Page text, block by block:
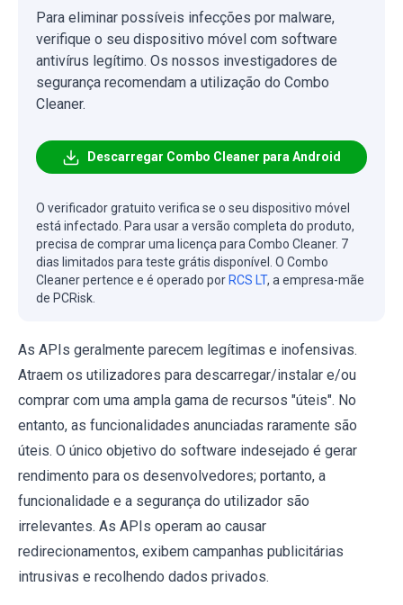
Para eliminar possíveis infecções por malware,
verifique o seu dispositivo móvel com software
antivírus legítimo. Os nossos investigadores de
segurança recomendam a utilização do Combo
Cleaner.
Descarregar Combo Cleaner para Android
O verificador gratuito verifica se o seu dispositivo móvel
está infectado. Para usar a versão completa do produto,
precisa de comprar uma licença para Combo Cleaner. 7
dias limitados para teste grátis disponível. O Combo
Cleaner pertence e é operado por RCS LT, a empresa-mãe
de PCRisk.
As APIs geralmente parecem legítimas e inofensivas.
Atraem os utilizadores para descarregar/instalar e/ou
comprar com uma ampla gama de recursos "úteis". No
entanto, as funcionalidades anunciadas raramente são
úteis. O único objetivo do software indesejado é gerar
rendimento para os desenvolvedores; portanto, a
funcionalidade e a segurança do utilizador são
irrelevantes. As APIs operam ao causar
redirecionamentos, exibem campanhas publicitárias
intrusivas e recolhendo dados privados.